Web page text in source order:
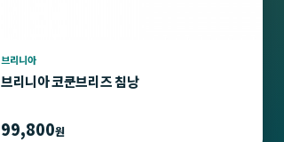
브리니아
브리니아 코쿤브리즈 침낭
99,800원